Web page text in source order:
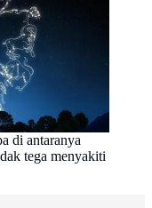
di antaranya
tega menyakiti